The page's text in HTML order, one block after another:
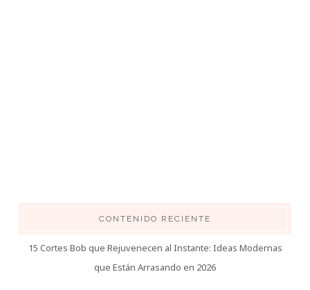
CONTENIDO RECIENTE
15 Cortes Bob que Rejuvenecen al Instante: Ideas Modernas
que Están Arrasando en 2026